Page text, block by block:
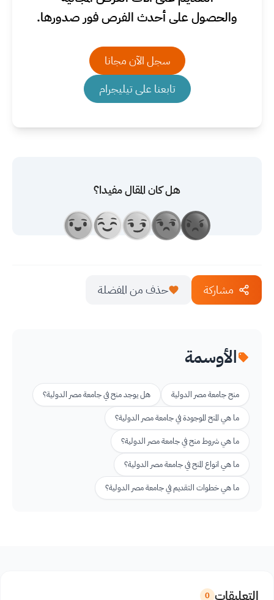
والحصول على أحدث الفرص فور صدورها.
سجل الآن مجانا
تابعنا على تيليجرام
هل كان المقال مفيدا؟
مشاركة حذف من المفضلة
الأوسمة
منح جامعة مصر الدولية
هل يوجد منح في جامعة مصر الدولية؟
ما هي المنح الموجودة في جامعة مصر الدولية؟
ما هي شروط منح في جامعة مصر الدولية؟
ما هي انواع المنح في جامعة مصر الدولية؟
ما هي خطوات التقديم في جامعة مصر الدولية؟
التعليقات 0